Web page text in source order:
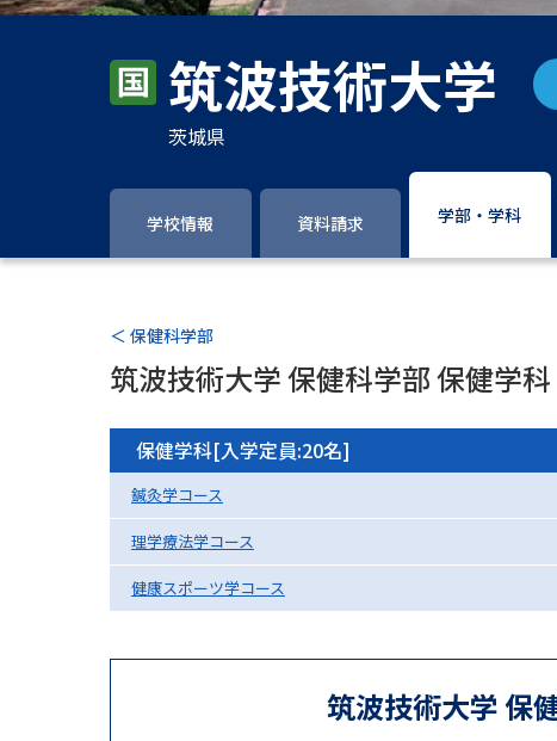
筑波技術大学
茨城県
学校情報 資料請求 学部・学科
＜ 保健科学部
筑波技術大学 保健科学部 保健学科
保健学科[入学定員:20名]
鍼灸学コース
理学療法学コース
健康スポーツ学コース
筑波技術大学 保